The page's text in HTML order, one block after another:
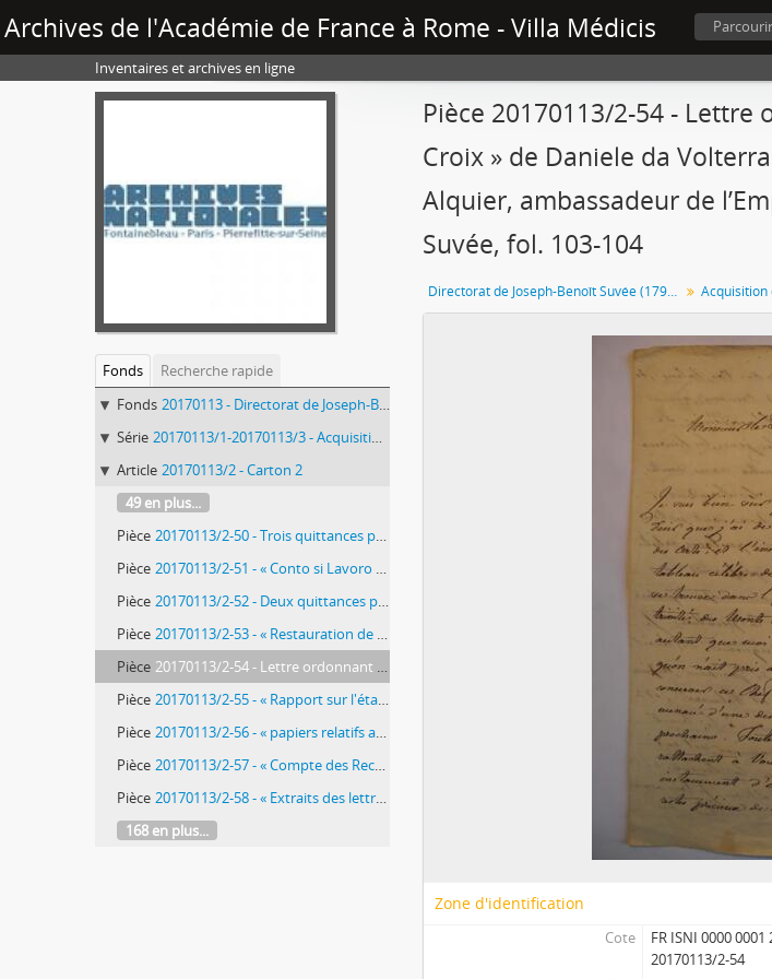
Archives de l'Académie de France à Rome - Villa Médicis Parcourir
Inventaires et archives en ligne
Fonds
Recherche rapide
Fonds 20170113 - Directorat de Joseph-Benoît Suvée (1792-1807)
Série 20170113/1-20170113/3 - Acquisition de la Villa Médicis, gestion des terrains, administration, restauration du palais Mancini
Article 20170113/2 - Carton 2
49 en plus...
Pièce 20170113/2-50 - Trois quittances pour des bancs en fer pour des lits, de Francesco Prioli, féronnier, à Joseph-Benoît Suvée, fol. 92-92bis
Pièce 20170113/2-51 - « Conto si Lavoro di Falegname nel Palazzo Dell'Accademia di Francia con ordine Dell'Issmo Sig.re Direttore Mosieuri Suvee. », états des dépenses pour les travaux du maître menuisier, Antonio Evangelisti, par Giuseppe Subleyras, fol. 93 et 96, contenant folios de 94 à 95 ; copie manuscrite, fol. 94 et 95
Pièce 20170113/2-52 - Deux quittances pour six toiles, de Francesco Staderini à Joseph-Benoît Suvée, fol. 97
Pièce 20170113/2-53 - « Restauration de la descente de croix de Daniele daVolterra » : note servant de pochette, fol. 102-102bis, contenant folios de 103 à 106
Pièce 20170113/2-54 - Lettre ordonnant la conservation de la « Descente de Croix » de Daniele da Volterra à la Trinité des Monts, de Charles-Jean-Marie Alquier, ambassadeur de l’Empereur auprès du Saint-Siège à Joseph-Benoît Suvée, fol. 103-104
Pièce 20170113/2-55 - « Rapport sur l'état ou se trouve le tableau de Daniel de Voltaire dans l'Eglise française de la Trinité des Monts », réponse de Joseph-Benoît Suvée, à l’ambassadeur de l’Empereur auprès du Saint-Siège, fol. 105-106
Pièce 20170113/2-56 - « papiers relatifs aux Comptes de Mons. Lavaggi », fol. 107
Pièce 20170113/2-57 - « Compte des Recettes et dépenses », fol. 108 et 179, contenant les fol. de 109 à 177 bis
Pièce 20170113/2-58 - « Extraits des lettres de M. Recamier à M. Lavaggi Banquier à Rome relatif à l'Ecole des Beaux arts », extraits datés du 30 septembre 1804, 6 octobre 1804, 20 octobre 1804, 17 novembre 1804, 1 septembre 1804, 23 septembre 1804, 1 mars 1805, 26 avril 1805, fol. 109-110, 134
168 en plus...
Pièce 20170113/2-54 -
Croix » de Daniele da
Alquier, ambassadeur de
Suvée, fol. 103-104
Directorat de Joseph-Benoît Suvée (1792-1807)
Zone d'identification
Cote
FR ISNI 0000
20170113/2-54